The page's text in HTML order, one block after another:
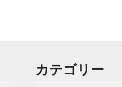
カテゴリー